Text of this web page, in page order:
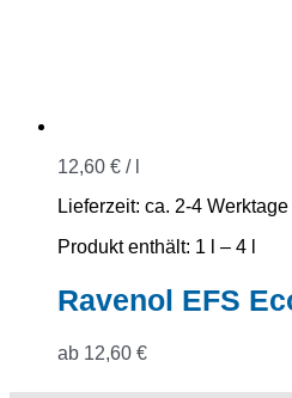
12,60 € /
Lieferzeit: ca. 2-4 Werktage
Produkt enthält: 1
– 4
Ravenol EFS
ab 12,60 €